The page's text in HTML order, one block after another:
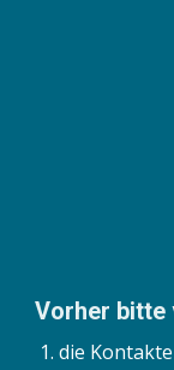
Vorher bitte